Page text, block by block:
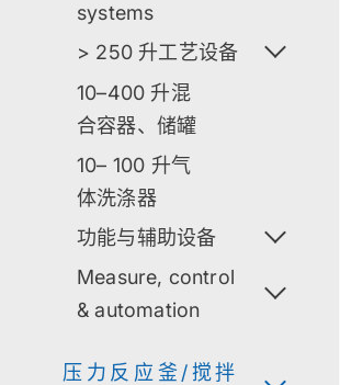
systems
> 250 升工艺设备
10–400 升混
合容器、储罐
10– 100 升气
体洗涤器
功能与辅助设备
Measure, control
& automation
压力反应釜/搅拌